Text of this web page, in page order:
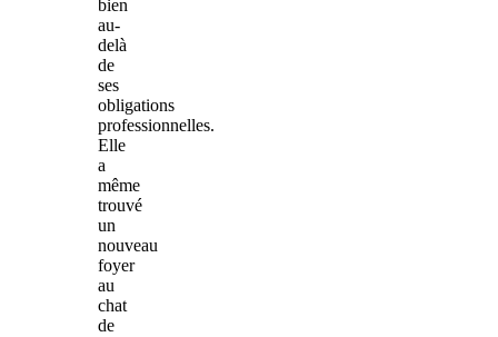
bien
au-
delà
de
ses
obligations
professionnelles.
Elle
a
même
trouvé
un
nouveau
foyer
au
chat
de